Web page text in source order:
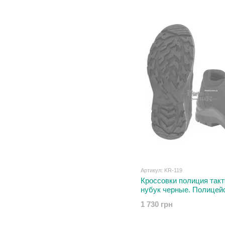
Артикул: KR-119
Кроссовки полиция
нубук черные.
1 730 грн